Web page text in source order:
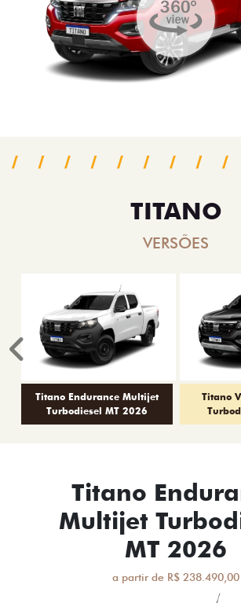
TITANO
VERSÕES
Titano Endurance Multijet
Turbodiesel MT 2026
Titano
Anterior
Titano
Multijet
MT 2026
a partir de R$ 238.490,00